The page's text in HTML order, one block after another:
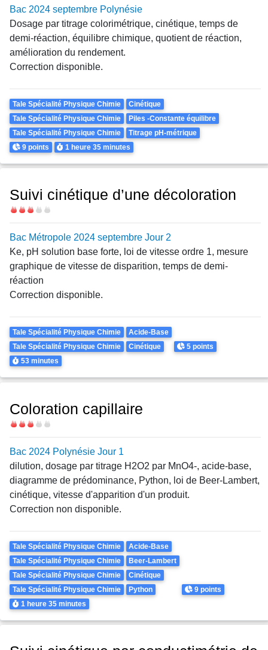
Bac 2024 septembre Polynésie
Dosage par titrage colorimétrique, cinétique, temps de
demi-réaction, équilibre chimique, quotient de réaction,
amélioration du rendement.
Correction disponible.
Theme
Tale Spécialité Physique Chimie
Cinétique
Tale Spécialité Physique Chimie
Piles -Constante équilibre
Tale Spécialité Physique Chimie
Titrage pH-métrique
Points
9 points Durée
1 heure35 minutes
Suivi cinétique d’une décoloration
Difficulté
Bac Métropole 2024 septembre Jour 2
Ke, pH solution base forte, loi de vitesse ordre 1, mesure
graphique de vitesse de disparition, temps de demi-
réaction
Correction disponible.
Theme
Tale Spécialité Physique Chimie
Acide-Base
Tale Spécialité Physique Chimie
Cinétique Points
5 points
Durée
53 minutes
Coloration capillaire
Difficulté
Bac 2024 Polynésie Jour 1
dilution, dosage par titrage H 2O2 par MnO4-, acide-base,
diagramme de prédominance, Python, loi de Beer-Lambert,
cinétique, vitesse d'apparition d'un produit.
Correction non disponible.
Theme
Tale Spécialité Physique Chimie
Acide-Base
Tale Spécialité Physique Chimie
Beer-Lambert
Tale Spécialité Physique Chimie
Cinétique
Tale Spécialité Physique Chimie
Python Points
9 points
Durée
1 heure 35 minutes